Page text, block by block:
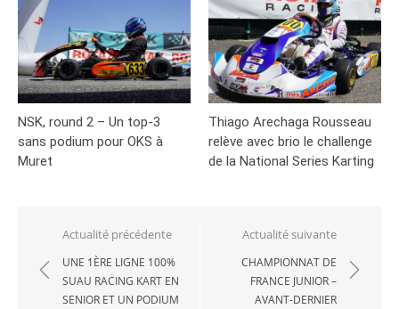
NSK, round 2 – Un top-3
sans podium pour OKS à
Muret
Thiago Arechaga Rousseau
relève avec brio le challenge
de la National Series Karting
Navigation
de
l’article
Actualité précédente
UNE 1ÈRE LIGNE 100%
SUAU RACING KART EN
SENIOR ET UN PODIUM
Actualité suivante
CHAMPIONNAT DE
FRANCE JUNIOR –
AVANT-DERNIER